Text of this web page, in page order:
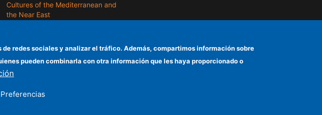
Cultures of the Mediterranean and
the Near East
Institute of Public Policies and
Goods
redes sociales y analizar el tráfico. Además, compartimos información sobre
pueden combinarla con otra información que les haya proporcionado o
Preferencias